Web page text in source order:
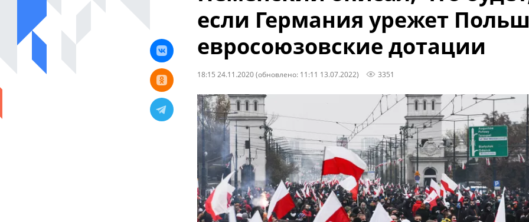
если Германия урежет
евросоюзовские дотации
18:15 24.11.2020(обновлено: 11:11 13.07.2022) 3351